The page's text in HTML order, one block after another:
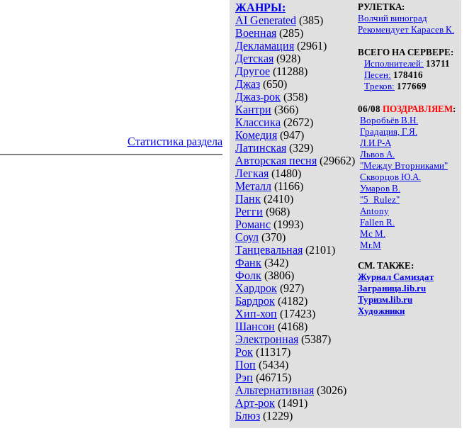
ЖАНРЫ:
AI Generated (385)
Военная (285)
Декламация (2961)
Детская (928)
Другое (11288)
Джаз (650)
Джаз-рок (358)
Кантри (366)
Классика (2672)
Комедия (947)
Латинская (329)
Авторская песня (29662)
Легкая (1480)
Металл (1166)
Панк (2410)
Регги (968)
Романс (1993)
Соул (370)
Танцевальная (2101)
Фанк (342)
Фолк (3806)
Хардрок (927)
Бардрок (4182)
Хип-хоп (17423)
Шансон (4168)
Электронная (5387)
Рок (11317)
Поп (5434)
Рэп (46715)
Альтернативная (3026)
Арт-рок (1491)
Блюз (1229)
РУЛЕТКА:
Волчий виноград
Рекомендует Карасев К.
ВСЕГО НА СЕРВЕРЕ:
Исполнителей: 13711
Песен: 178416
Треков: 177669
06/08 ПОЗДРАВЛЯЕМ:
Воробьёв В.Н.
Градация, Г.Я.
Л.И.Р-А
Львов А.
"Между Вторниками"
Скворцов Ю.А.
Умаров В.
"5_Rulez"
Antony
Fallen R.
Mc M.
Mr.M
СМ. ТАКЖЕ:
Журнал Самиздат
Заграница.lib.ru
Туризм.lib.ru
Художники
Статистика раздела